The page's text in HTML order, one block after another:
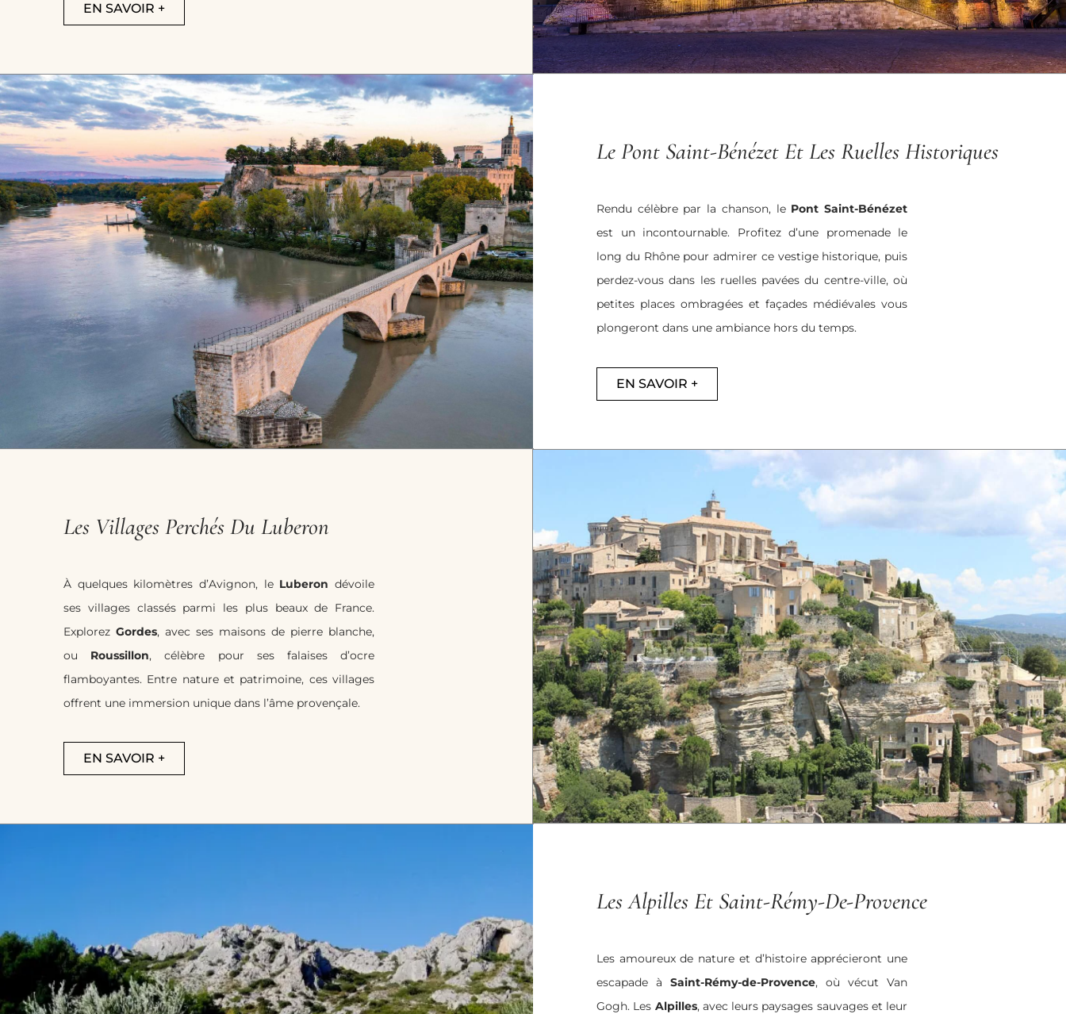
EN SAVOIR +
Le Pont Saint-Bénézet Et Les Ruelles Historiques
Rendu célèbre par la chanson, le Pont Saint-Bénézet
est un incontournable. Profitez d’une promenade le
long du Rhône pour admirer ce vestige historique, puis
perdez-vous dans les ruelles pavées du centre-ville, où
petites places ombragées et façades médiévales vous
plongeront dans une ambiance hors du temps.
EN SAVOIR +
Les Villages Perchés Du Luberon
À quelques kilomètres d’Avignon, le Luberon dévoile
ses villages classés parmi les plus beaux de France.
Explorez Gordes, avec ses maisons de pierre blanche,
ou Roussillon, célèbre pour ses falaises d’ocre
flamboyantes. Entre nature et patrimoine, ces villages
offrent une immersion unique dans l’âme provençale.
EN SAVOIR +
Les Alpilles Et Saint-Rémy-De-Provence
Les amoureux de nature et d’histoire apprécieront une
escapade à Saint-Rémy-de-Provence, où vécut Van
Gogh. Les Alpilles, avec leurs paysages sauvages et leur